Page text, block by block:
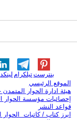
تيلكرامبنترست
الموقع الرئيسي
هيئة ادارة الحوار المتمدن
إحصائيات مؤسسة الحوار
قواعد النشر
ابرز كتاب / كاتبات الحوار